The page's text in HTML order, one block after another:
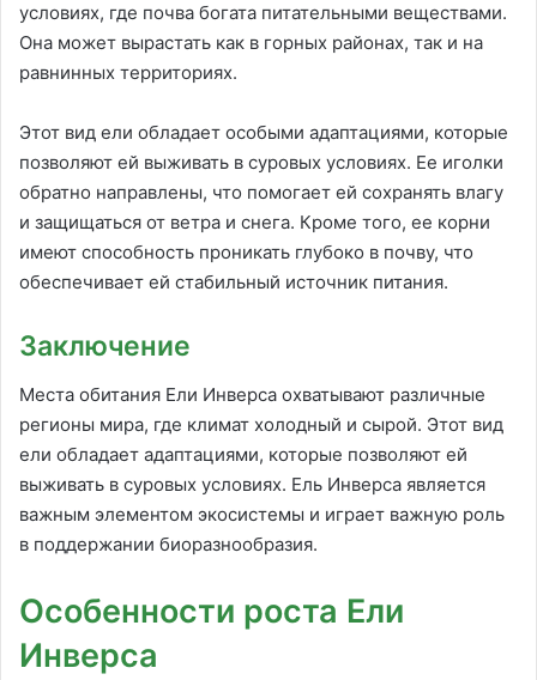
условиях, где почва богата питательными веществами.
Она может вырастать как в горных районах, так и на
равнинных территориях.
Этот вид ели обладает особыми адаптациями, которые
позволяют ей выживать в суровых условиях. Ее иголки
обратно направлены, что помогает ей сохранять влагу
и защищаться от ветра и снега. Кроме того, ее корни
имеют способность проникать глубоко в почву, что
обеспечивает ей стабильный источник питания.
Заключение
Места обитания Ели Инверса охватывают различные
регионы мира, где климат холодный и сырой. Этот вид
ели обладает адаптациями, которые позволяют ей
выживать в суровых условиях. Ель Инверса является
важным элементом экосистемы и играет важную роль
в поддержании биоразнообразия.
Особенности роста Ели
Инверса